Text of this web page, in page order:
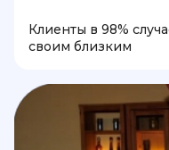
Клиенты в 98%
своим близким